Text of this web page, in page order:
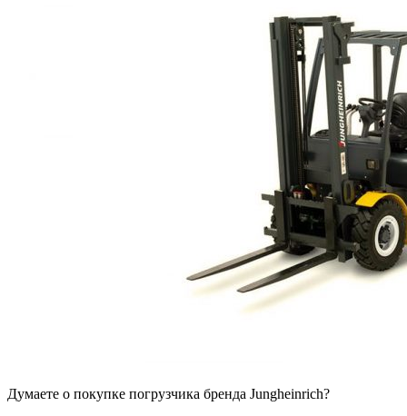
Думаете о покупке погрузчика бренда Jungheinrich?